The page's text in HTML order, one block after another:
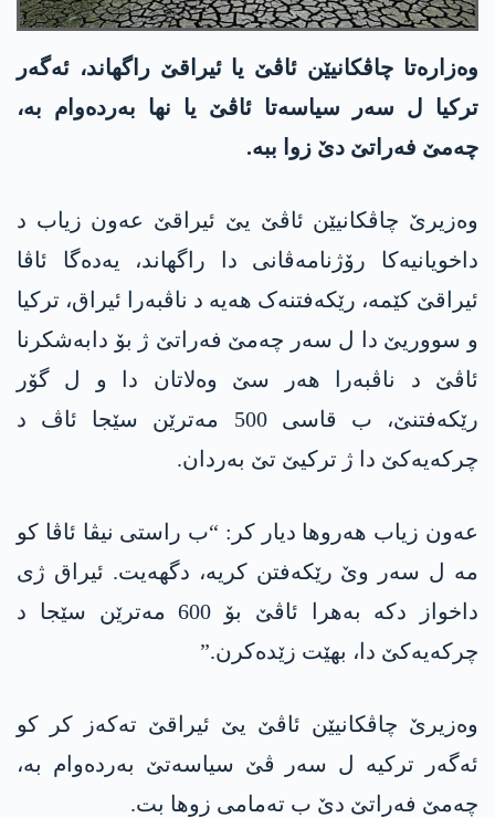
وەزارەتا چاڤکانیێن ئاڤێ یا ئیراقێ راگھاند، ئەگەر
ترکیا ل سەر سیاسەتا ئاڤێ یا نھا بەردەوام بە،
چەمێ فەراتێ دێ زوا ببە.
وەزیرێ چاڤکانیێن ئاڤێ یێ ئیراقێ عەون زیاب د
داخویانیەکا رۆژنامەڤانی دا راگھاند، یەدەگا ئاڤا
ئیراقێ کێمە، رێکەفتنەک ھەیە د ناڤبەرا ئیراق، ترکیا
و سووریێ دا ل سەر چەمێ فەراتێ ژ بۆ دابەشکرنا
ئاڤێ د ناڤبەرا ھەر سێ وەلاتان دا و ل گۆر
رێکەفتنێ، ب قاسی 500 مەترێن سێجا ئاڤ د
چرکەیەکێ دا ژ ترکیێ تێ بەردان.
عەون زیاب ھەروھا دیار کر: “ب راستی نیڤا ئاڤا کو
مە ل سەر وێ رێکەفتن کریە، دگھەیت. ئیراق ژی
داخواز دکە بەهرا ئاڤێ بۆ 600 مەترێن سێجا د
چرکەیەکێ دا، بهێت زێدەکرن.”
وەزیرێ چاڤکانیێن ئاڤێ یێ ئیراقێ تەکەز کر کو
ئەگەر ترکیە ل سەر ڤێ سیاسەتێ بەردەوام بە،
چەمێ فەراتێ دێ ب تەمامی زوها بت.